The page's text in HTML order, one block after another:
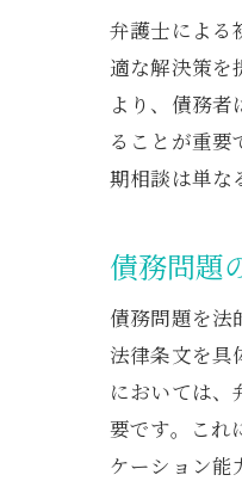
弁護士による
適な解決策を
より、債務
ることが重
期相談は単な
債務問題
債務問題を法
法律条文を具
においては
要です。これ
ケーション能